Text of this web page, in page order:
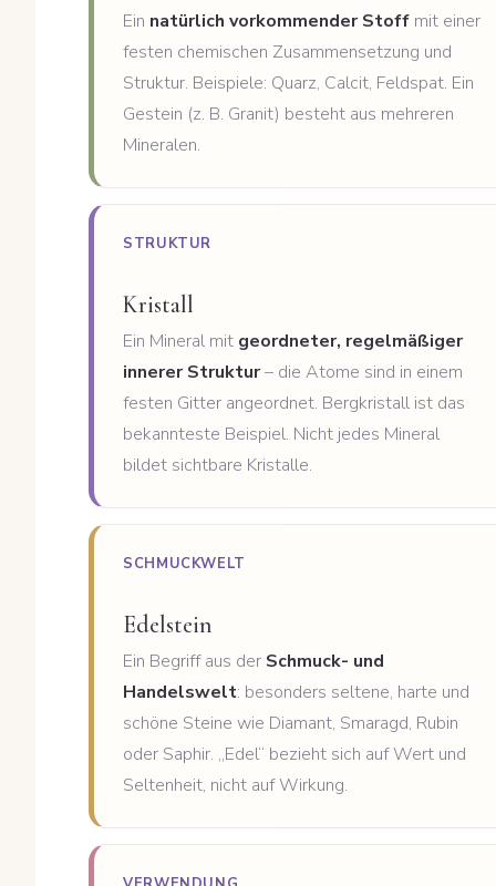
Ein natürlich vorkommender Stoff mit einer
festen chemischen Zusammensetzung und
Struktur. Beispiele: Quarz, Calcit, Feldspat. Ein
Gestein (z. B. Granit) besteht aus mehreren
Mineralen.
STRUKTUR
Kristall
Ein Mineral mit geordneter, regelmäßiger
innerer Struktur– die Atome sind in einem
festen Gitter angeordnet. Bergkristall ist das
bekannteste Beispiel. Nicht jedes Mineral
bildet sichtbare Kristalle.
SCHMUCKWELT
Edelstein
Ein Begriff aus der Schmuck- und
Handelswelt: besonders seltene, harte und
schöne Steine wie Diamant, Smaragd, Rubin
oder Saphir. „Edel“ bezieht sich auf Wert und
Seltenheit, nicht auf Wirkung.